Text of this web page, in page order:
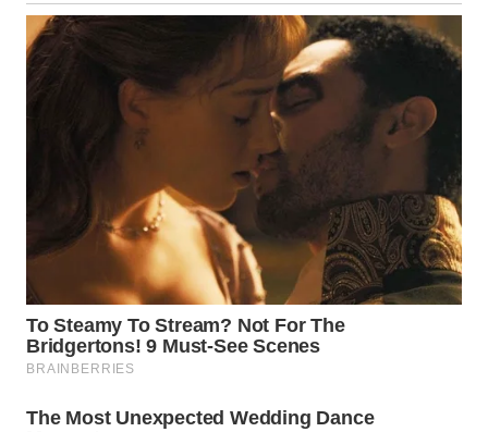
KALBAR
KALSEL
WN
KALTIM
SULSEL